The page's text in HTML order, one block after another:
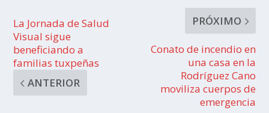
La Jornada de Salud
Visual sigue
beneficiando a
familias tuxpeñas
ANTERIOR
PRÓXIMO
Conato de incendio en
una casa en la
Rodríguez Cano
moviliza cuerpos de
emergencia